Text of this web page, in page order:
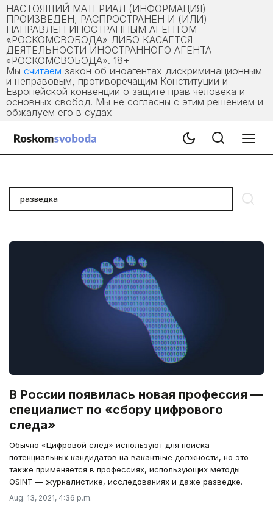
НАСТОЯЩИЙ МАТЕРИАЛ (ИНФОРМАЦИЯ)
ПРОИЗВЕДЕН, РАСПРОСТРАНЕН И (ИЛИ)
НАПРАВЛЕН ИНОСТРАННЫМ АГЕНТОМ
«РОСКОМСВОБОДА» ЛИБО КАСАЕТСЯ
ДЕЯТЕЛЬНОСТИ ИНОСТРАННОГО АГЕНТА
«РОСКОМСВОБОДА». 18+
Мы считаем закон об иноагентах дискриминационным
и неправовым, противоречащим Конституции и
Европейской конвенции о защите прав человека и
основных свобод. Мы не согласны с этим решением и
обжалуем его в судах
В России появилась новая профессия —
специалист по «сбору цифрового
следа»
Обычно «Цифровой след» используют для поиска
потенциальных кандидатов на вакантные должности, но это
также применяется в профессиях, использующих методы
OSINT — журналистике, исследованиях и даже разведке.
Aug. 13, 2021, 4:36 p.m.